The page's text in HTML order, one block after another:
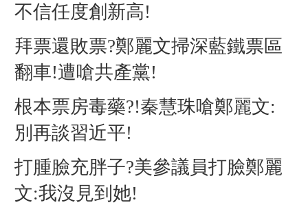
不信任度創新高!
拜票還敗票?鄭麗文掃深藍鐵票區
翻車!遭嗆共產黨!
根本票房毒藥?!秦慧珠嗆鄭麗文:
別再談習近平!
打腫臉充胖子?美參議員打臉鄭麗
文:我沒見到她!